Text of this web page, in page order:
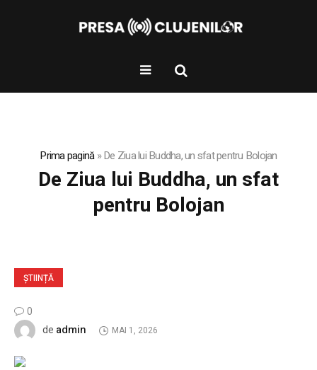
Prima pagină»De Ziua lui Buddha, un sfat pentru Bolojan
De Ziua lui Buddha, un sfat
pentru Bolojan
ȘTIINȚĂ
0
de admin MAI 1, 2026